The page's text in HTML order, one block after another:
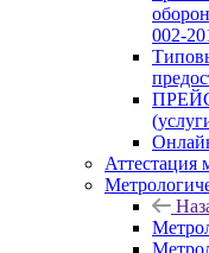
002-
Аттестация